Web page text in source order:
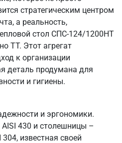
стратегическим центром
а реальность,
стол СПС-124/1200НТ
ТТ. Этот агрегат
к организации
деталь продумана для
и гигиены.
и эргономики.
430 и столешницы –
известная своей